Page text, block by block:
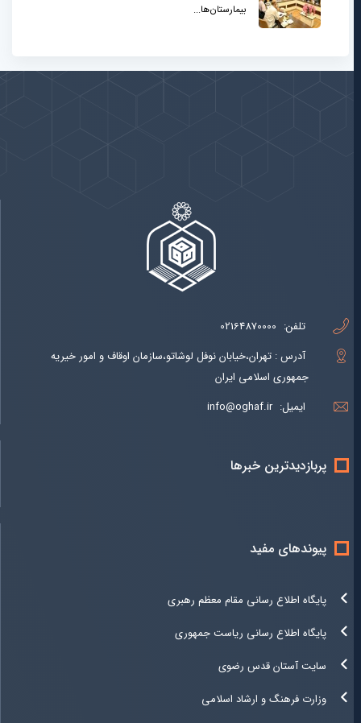
بیمارستان‌ها...
تلفن:
02164870000
آدرس : تهران،خیابان نوفل لوشاتو،سازمان اوقاف و امور خیریه
جمهوری اسلامی ایران
ایمیل:
info@oghaf.ir
پربازدیدترین خبرها
پیوندهای مفید
پایگاه اطلاع رسانی مقام معظم رهبری
پایگاه اطلاع رسانی ریاست جمهوری
سایت آستان قدس رضوی
وزارت فرهنگ و ارشاد اسلامی